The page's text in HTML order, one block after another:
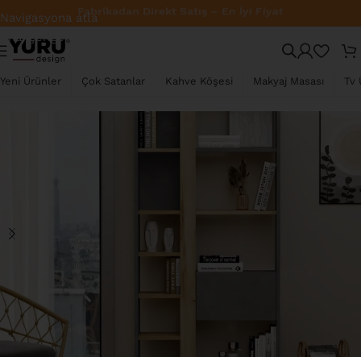
Navigasyona atla
Ana içeriğe atla
Yeni Ürünler Çok Satanlar Kahve Köşesi Makyaj Masası Tv